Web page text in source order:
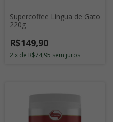
Supercoffee Língua de Gato
220g
R$149,90
2 x de R$74,95 sem juros